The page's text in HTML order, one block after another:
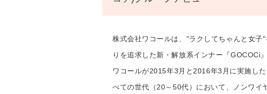
新着情報
重要なお知らせ
お知らせ
株式会社ワコールは、"ラクしてちゃんと女
りを追求した新・解放系インナー『GOCOCi
ワコールが2015年3月と2016年3月に実施し
べての世代（20～50代）において、ノンワイ